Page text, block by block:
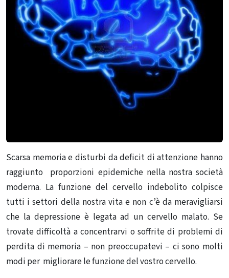
Scarsa memoria e disturbi da deficit di attenzione hanno
raggiunto proporzioni epidemiche nella nostra società
moderna. La funzione del cervello indebolito colpisce
tutti i settori della nostra vita e non c’è da meravigliarsi
che la depressione è legata ad un cervello malato. Se
trovate difficoltà a concentrarvi o soffrite di problemi di
perdita di memoria – non preoccupatevi – ci sono molti
modi per migliorare le funzione del vostro cervello.